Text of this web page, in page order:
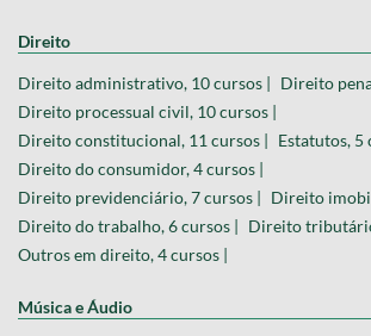
Direito
Direito administrativo, 10 cursos | Direito
Direito processual civil, 10 cursos |
Direito constitucional, 11 cursos | Estatutos, 5
Direito do consumidor, 4 cursos |
Direito previdenciário, 7 cursos | Direito
Direito do trabalho, 6 cursos | Direito
Outros em direito, 4 cursos |
Música e Áudio